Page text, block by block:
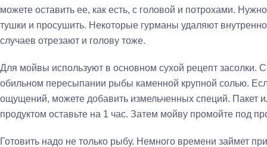
можете оставить ее, как есть, с головой и потрохами.
тушки и просушить. Некоторые гурманы удаляют
случаев отрезают и голову тоже.
Для мойвы используют в основном сухой рецепт засолки.
обильном пересыпании рыбы каменной крупной солью.
ощущений, можете добавить измельченных специй. Пакет
продуктом оставьте на 1 час. Затем мойву промойте под
Готовить надо не только рыбу. Немного времени займет